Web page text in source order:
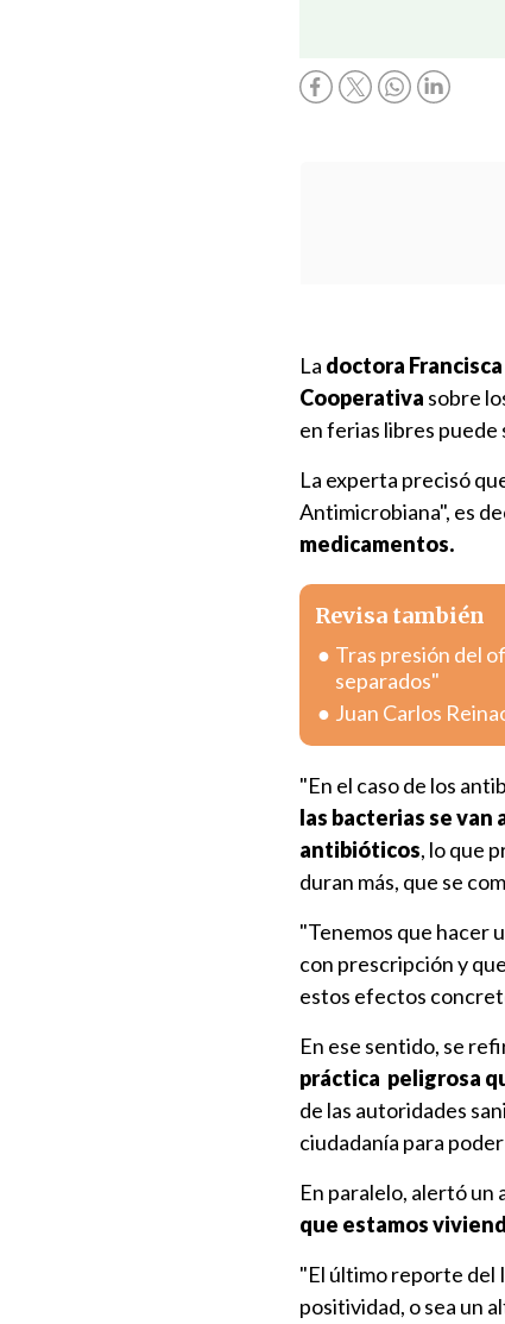
La doctora
Cooperativa sobre
en ferias libres puede
La experta precisó
Antimicrobiana", es
medicamentos.
Revisa también
Tras presión del
separados"
Juan Carlos
"En el caso de los
las bacterias se van
antibióticos, lo que
duran más, que se
"Tenemos que hacer
con prescripción y que
estos efectos
En ese sentido, se
práctica peligrosa
de las autoridades
ciudadanía para
En paralelo, alertó un
que estamos
"El último reporte del
positividad, o sea un